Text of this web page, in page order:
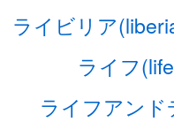
ライビリア
ライフ
ライフアンド